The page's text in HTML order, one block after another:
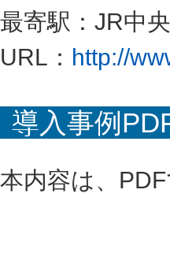
最寄駅：JR中
URL： http://
導入事例
本内容は、